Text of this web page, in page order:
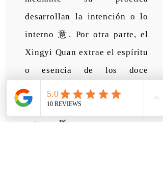
desarrollan la intención o lo
interno 意. Por otra parte, el
Xingyi Quan extrae el espíritu
o esencia de los doce
animales “十二形拳”,
desarrollando la Forma o lo
externo 形.